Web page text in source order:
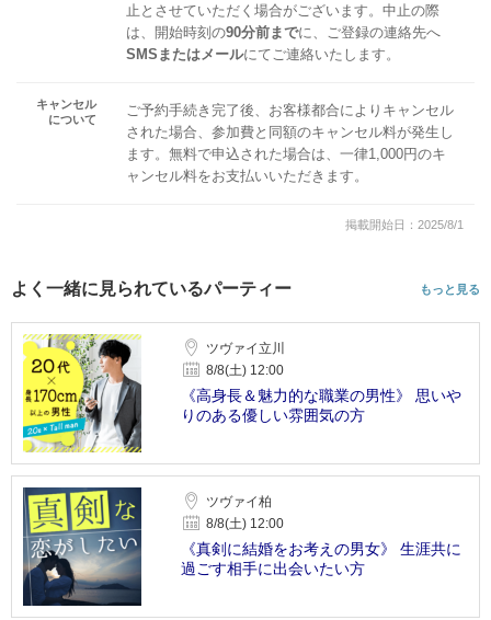
止とさせていただく場合がございます。中止の際
は、開始時刻の90分前までに、ご登録の連絡先へ
SMSまたはメールにてご連絡いたします。
キャンセル
について
ご予約手続き完了後、お客様都合によりキャンセル
された場合、参加費と同額のキャンセル料が発生し
ます。無料で申込された場合は、一律1,000円のキ
ャンセル料をお支払いいただきます。
掲載開始日：2025/8/1
よく一緒に見られているパーティー もっと見る
ツヴァイ立川
8/8(土) 12:00
《高身長＆魅力的な職業の男性》 思いや
りのある優しい雰囲気の方
ツヴァイ柏
8/8(土) 12:00
《真剣に結婚をお考えの男女》 生涯共に
過ごす相手に出会いたい方